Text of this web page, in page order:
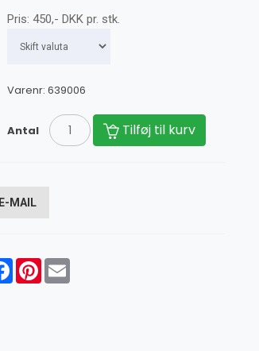
Pris: 450,- DKKpr. stk.
Varenr: 639006
Antal Tilføj til kurv
E-MAIL
FacebookPinterestEmail